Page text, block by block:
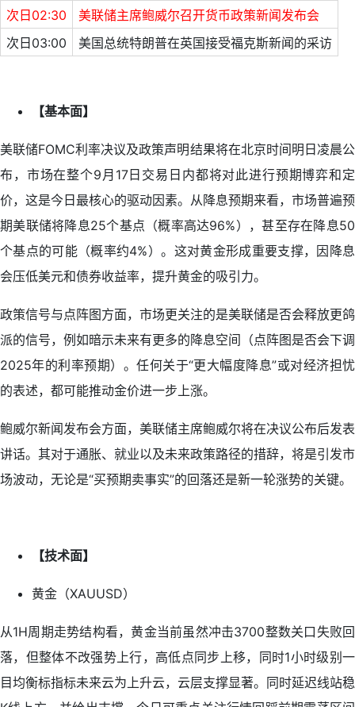
次日02:30
美联储主席鲍威尔召开货币政策新闻发布会
次日03:00
美国总统特朗普在英国接受福克斯新闻的采访
【基本面】
美联储FOMC利率决议及政策声明结果将在北京时间明日凌晨公
布，市场在整个9月17日交易日内都将对此进行预期博弈和定
价，这是今日最核心的驱动因素。从降息预期来看，市场普遍预
期美联储将降息25个基点（概率高达96%），甚至存在降息50
个基点的可能（概率约4%）。这对黄金形成重要支撑，因降息
会压低美元和债券收益率，提升黄金的吸引力。
政策信号与点阵图方面，市场更关注的是美联储是否会释放更鸽
派的信号，例如暗示未来有更多的降息空间（点阵图是否会下调
2025年的利率预期）。任何关于“更大幅度降息”或对经济担忧
的表述，都可能推动金价进一步上涨。
鲍威尔新闻发布会方面，美联储主席鲍威尔将在决议公布后发表
讲话。其对于通胀、就业以及未来政策路径的措辞，将是引发市
场波动，无论是“买预期卖事实”的回落还是新一轮涨势的关键。
【技术面】
黄金（XAUUSD）
从1H周期走势结构看，黄金当前虽然冲击3700整数关口失败回
落，但整体不改强势上行，高低点同步上移，同时1小时级别一
目均衡标指标未来云为上升云，云层支撑显著。同时延迟线站稳